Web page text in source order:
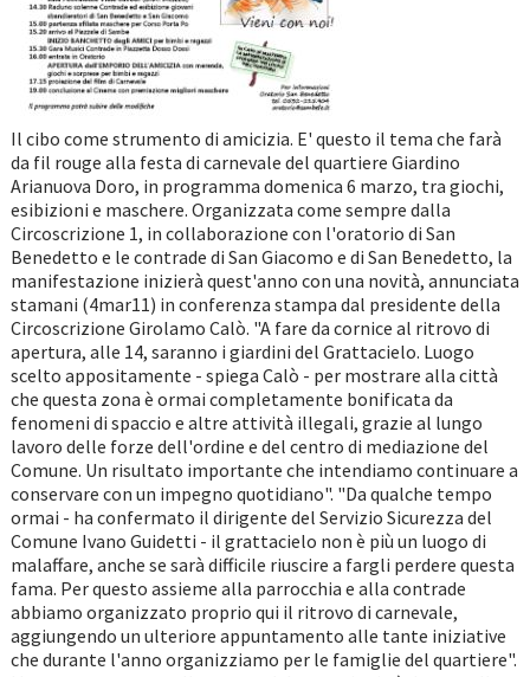
Il cibo come strumento di amicizia. E' questo il tema che farà
da fil rouge alla festa di carnevale del quartiere Giardino
Arianuova Doro, in programma domenica 6 marzo, tra giochi,
esibizioni e maschere. Organizzata come sempre dalla
Circoscrizione 1, in collaborazione con l'oratorio di San
Benedetto e le contrade di San Giacomo e di San Benedetto, la
manifestazione inizierà quest'anno con una novità, annunciata
stamani (4mar11) in conferenza stampa dal presidente della
Circoscrizione Girolamo Calò. "A fare da cornice al ritrovo di
apertura, alle 14, saranno i giardini del Grattacielo. Luogo
scelto appositamente - spiega Calò - per mostrare alla città
che questa zona è ormai completamente bonificata da
fenomeni di spaccio e altre attività illegali, grazie al lungo
lavoro delle forze dell'ordine e del centro di mediazione del
Comune. Un risultato importante che intendiamo continuare a
conservare con un impegno quotidiano". "Da qualche tempo
ormai - ha confermato il dirigente del Servizio Sicurezza del
Comune Ivano Guidetti - il grattacielo non è più un luogo di
malaffare, anche se sarà difficile riuscire a fargli perdere questa
fama. Per questo assieme alla parrocchia e alla contrade
abbiamo organizzato proprio qui il ritrovo di carnevale,
aggiungendo un ulteriore appuntamento alle tante iniziative
che durante l'anno organizziamo per le famiglie del quartiere".